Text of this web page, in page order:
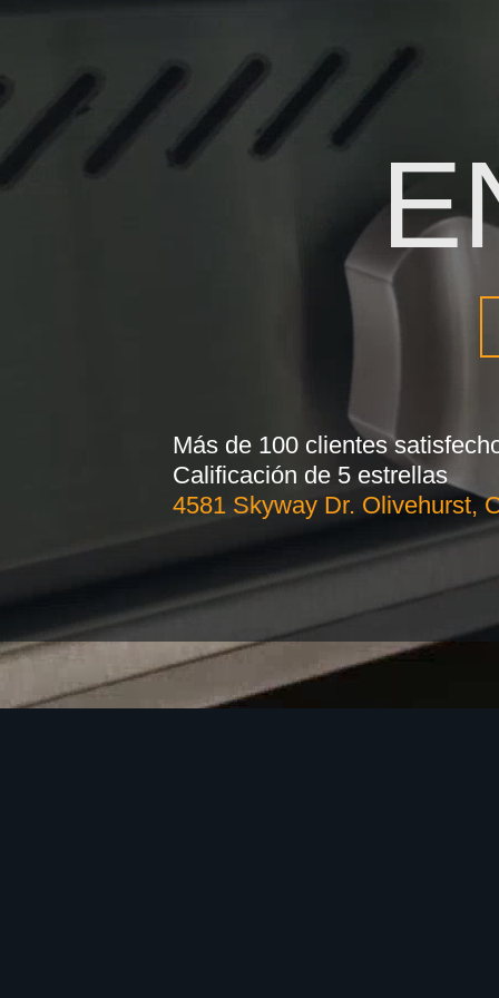
Más de 100 clientes
Calificación de 5 estrellas
4581 Skyway Dr. Olivehurst,